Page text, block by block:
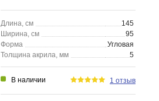
Длина, см
145
Ширина, см
95
Форма
Угловая
Толщина акрила, мм
5
В наличии 1 отзыв